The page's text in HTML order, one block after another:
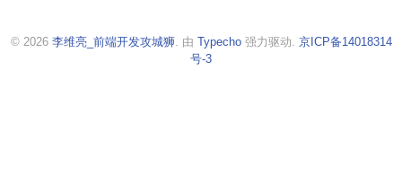
© 2026 李维亮_前端开发攻城狮. 由 Typecho强力驱动. 京ICP备14018314
号-3